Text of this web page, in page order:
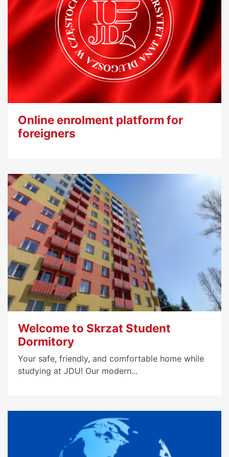
Online enrolment platform for
foreigners
Welcome to Skrzat Student
Dormitory
Your safe, friendly, and comfortable home while
studying at JDU! Our modern...